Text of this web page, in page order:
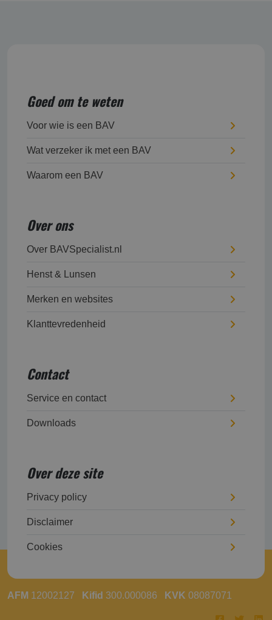
Goed om te weten
Voor wie is een BAV
Wat verzeker ik met een BAV
Waarom een BAV
Over ons
Over BAVSpecialist.nl
Henst & Lunsen
Merken en websites
Klanttevredenheid
Contact
Service en contact
Downloads
Over deze site
Privacy policy
Disclaimer
Cookies
AFM 12002127 Kifid 300.000086 KVK 08087071